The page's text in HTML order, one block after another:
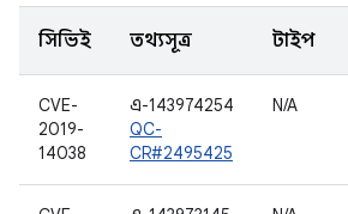
সিভিই তথ্যসূত্র টাইপ
CVE-
2019-
14038
এ-143974254
QC-
CR#2495425
N/A